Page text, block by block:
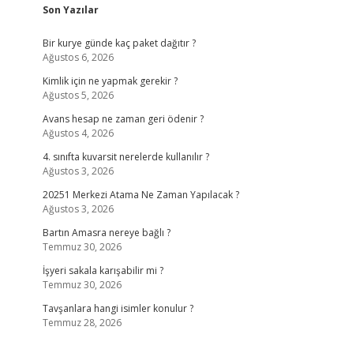
Sidebar
Son Yazılar
Bir kurye günde kaç paket dağıtır ?
Ağustos 6, 2026
Kimlik için ne yapmak gerekir ?
Ağustos 5, 2026
Avans hesap ne zaman geri ödenir ?
Ağustos 4, 2026
4. sınıfta kuvarsit nerelerde kullanılır ?
Ağustos 3, 2026
20251 Merkezi Atama Ne Zaman Yapılacak ?
Ağustos 3, 2026
Bartın Amasra nereye bağlı ?
Temmuz 30, 2026
İşyeri sakala karışabilir mi ?
Temmuz 30, 2026
Tavşanlara hangi isimler konulur ?
Temmuz 28, 2026